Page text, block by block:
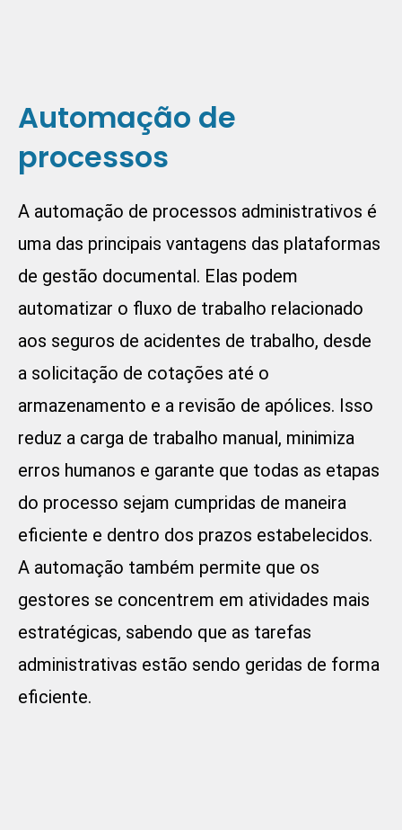
Automação de
processos
A automação de processos administrativos é
uma das principais vantagens das plataformas
de gestão documental. Elas podem
automatizar o fluxo de trabalho relacionado
aos seguros de acidentes de trabalho, desde
a solicitação de cotações até o
armazenamento e a revisão de apólices. Isso
reduz a carga de trabalho manual, minimiza
erros humanos e garante que todas as etapas
do processo sejam cumpridas de maneira
eficiente e dentro dos prazos estabelecidos.
A automação também permite que os
gestores se concentrem em atividades mais
estratégicas, sabendo que as tarefas
administrativas estão sendo geridas de forma
eficiente.